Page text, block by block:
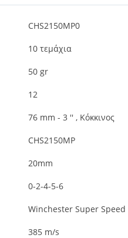
CHS2150MP0
10 τεμάχια
50 gr
12
76 mm - 3 '' , Kόκκινος
CHS2150MP
20mm
0-2-4-5-6
Winchester Super Speed
385 m/s